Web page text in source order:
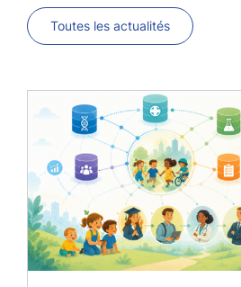
Toutes les actualités